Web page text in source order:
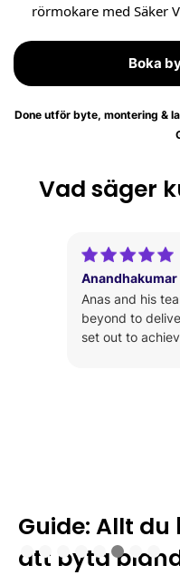
rörmokare med Säker
Boka
Done utför byte, montering &
Vad säger
Anandhakumar
Anas and his
beyond to
set out to
Guide: Allt
att byta